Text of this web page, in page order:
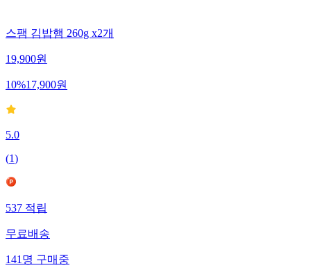
스팸 김밥햄 260g x2개
19,900원
10%17,900원
5.0
(1)
537적립
무료배송
141명구매중